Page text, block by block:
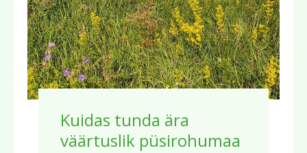
Kuidas tunda ära
väärtuslik püsirohumaa